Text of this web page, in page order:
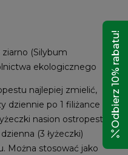
(Silybum
ekologicznego
najlepiej zmielić,
dziennie po 1 filiżance
nasion ostropestu
(3 łyżeczki)
Można stosować jako
Odbierz 10% rabatu!